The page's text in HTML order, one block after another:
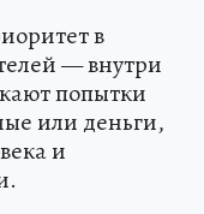
в
— внутри
попытки
или деньги,
и